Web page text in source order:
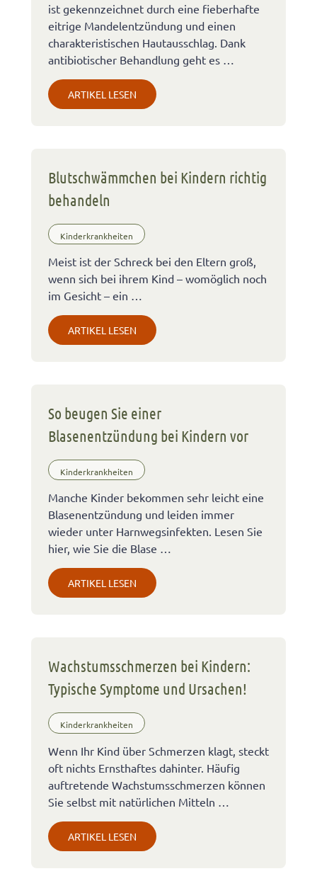
ist gekennzeichnet durch eine fieberhafte
eitrige Mandelentzündung und einen
charakteristischen Hautausschlag. Dank
antibiotischer Behandlung geht es …
ARTIKEL LESEN
Blutschwämmchen bei Kindern richtig
behandeln
Kinderkrankheiten
Meist ist der Schreck bei den Eltern groß,
wenn sich bei ihrem Kind – womöglich noch
im Gesicht – ein …
ARTIKEL LESEN
So beugen Sie einer
Blasenentzündung bei Kindern vor
Kinderkrankheiten
Manche Kinder bekommen sehr leicht eine
Blasenentzündung und leiden immer
wieder unter Harnwegsinfekten. Lesen Sie
hier, wie Sie die Blase …
ARTIKEL LESEN
Wachstumsschmerzen bei Kindern:
Typische Symptome und Ursachen!
Kinderkrankheiten
Wenn Ihr Kind über Schmerzen klagt, steckt
oft nichts Ernsthaftes dahinter. Häufig
auftretende Wachstumsschmerzen können
Sie selbst mit natürlichen Mitteln …
ARTIKEL LESEN